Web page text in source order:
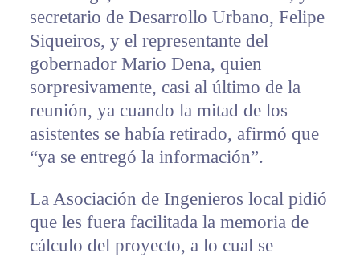
secretario de Desarrollo Urbano, Felipe
Siqueiros, y el representante del
gobernador Mario Dena, quien
sorpresivamente, casi al último de la
reunión, ya cuando la mitad de los
asistentes se había retirado, afirmó que
“ya se entregó la información”.
La Asociación de Ingenieros local pidió
que les fuera facilitada la memoria de
cálculo del proyecto, a lo cual se